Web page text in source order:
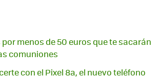
menos de 50 euros que te sacarán
comuniones
con el Pixel 8a, el nuevo teléfono